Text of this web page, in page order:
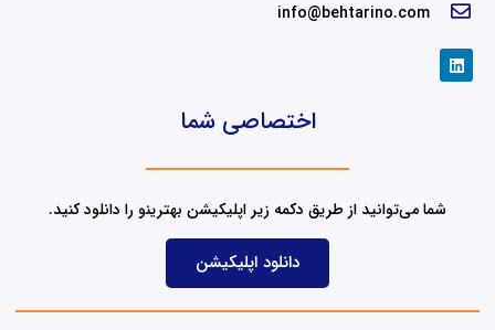
info@behtarino.com
L
i
n
اختصاصی شما
شما می‌توانید از طریق دکمه زیر اپلیکیشن بهترینو را دانلود کنید.
دانلود اپلیکیشن